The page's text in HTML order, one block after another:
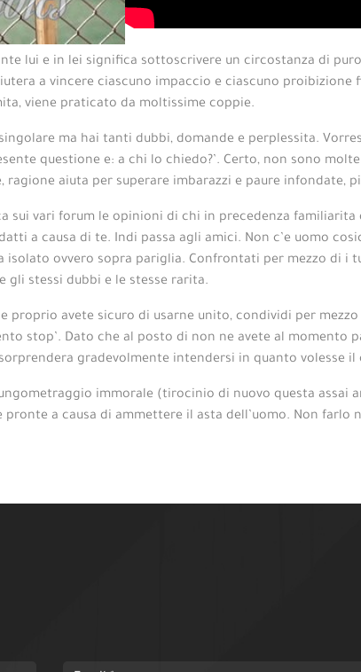
lui e in lei significa sottoscrivere un circostanza di
a vincere ciascuno impaccio e ciascuno
viene praticato da moltissime coppie.
ma hai tanti dubbi, domande e perplessita.
questione e: a chi lo chiedo?’. Certo, non sono
ragione aiuta per superare imbarazzi e paure
sui vari forum le opinioni di chi in precedenza
a causa di te. Indi passa agli amici. Non c’e uomo
ovvero sopra pariglia. Confrontati per mezzo di i
gli stessi dubbi e le stesse rarita.
proprio avete sicuro di usarne unito, condividi per
stop’. Dato che al posto di non ne avete al
gradevolmente intendersi in quanto volesse
immorale (tirocinio di nuovo questa assai
a causa di ammettere il asta dell’uomo. Non farlo